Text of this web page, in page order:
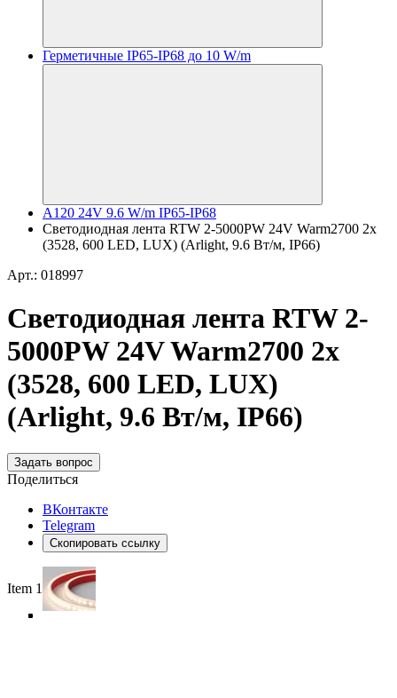
Герметичные IP65-IP68 до 10 W/m
A120 24V 9.6 W/m IP65-IP68
Светодиодная лента RTW 2-5000PW 24V Warm2700 2x
(3528, 600 LED, LUX) (Arlight, 9.6 Вт/м, IP66)
Арт.: 018997
Светодиодная лента RTW 2-
5000PW 24V Warm2700 2x
(3528, 600 LED, LUX)
(Arlight, 9.6 Вт/м, IP66)
Задать вопрос
Поделиться
ВКонтакте
Telegram
Скопировать ссылку
Item 1 of 5